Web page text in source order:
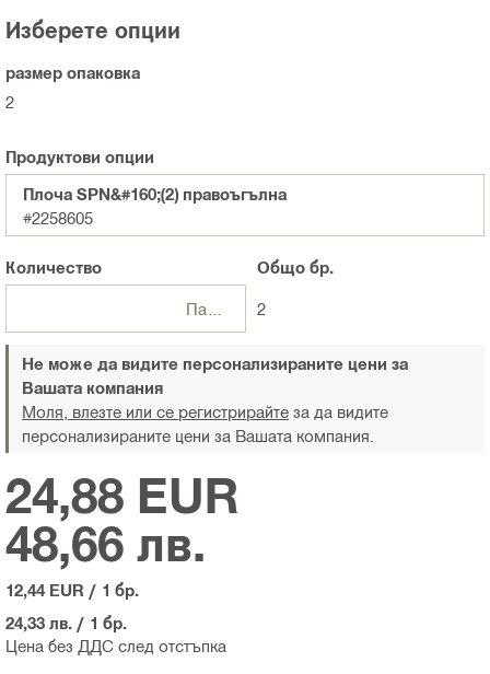
Изберете опции
размер опаковка
2
Продуктови опции
Плоча SPN&#160;(2) правоъгълна
#2258605
Количество Общо бр.
2
Не може да видите персонализираните цени за
Вашата компания
Моля, влезте или се регистрирайте за да видите
персонализираните цени за Вашата компания.
Цена без ДДС след отстъпка
24,88 EUR
48,66 лв.
12,44 EUR / 1 бр.
24,33 лв. / 1 бр.